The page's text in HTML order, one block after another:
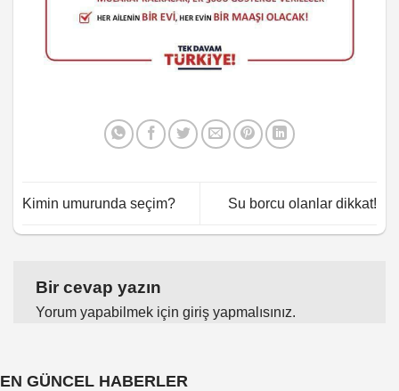
Kimin umurunda seçim? Su borcu olanlar dikkat!
Bir cevap yazın
Yorum yapabilmek için giriş yapmalısınız.
EN GÜNCEL HABERLER